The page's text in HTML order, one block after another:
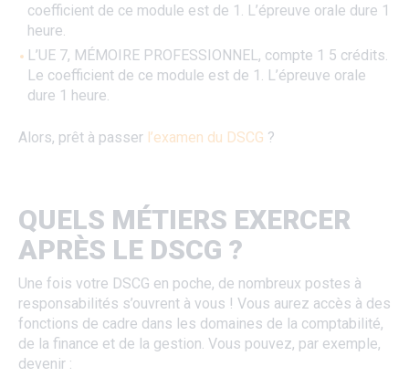
coefficient de ce module est de 1. L’épreuve orale dure 1
heure.
L’UE 7, MÉMOIRE PROFESSIONNEL, compte 1 5 crédits.
Le coefficient de ce module est de 1. L’épreuve orale
dure 1 heure.
Alors, prêt à passer l’examen du DSCG ?
QUELS MÉTIERS EXERCER
APRÈS LE DSCG ?
Une fois votre DSCG en poche, de nombreux postes à
responsabilités s’ouvrent à vous ! Vous aurez accès à des
fonctions de cadre dans les domaines de la comptabilité,
de la finance et de la gestion. Vous pouvez, par exemple,
devenir :